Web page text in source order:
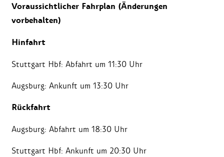
Voraussichtlicher Fahrplan (Änderungen
vorbehalten)
Hinfahrt
Stuttgart Hbf: Abfahrt um 11:30 Uhr
Augsburg: Ankunft um 13:30 Uhr
Rückfahrt
Augsburg: Abfahrt um 18:30 Uhr
Stuttgart Hbf: Ankunft um 20:30 Uhr